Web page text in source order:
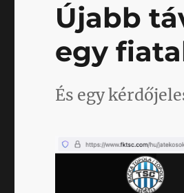
Újabb
egy
És egy